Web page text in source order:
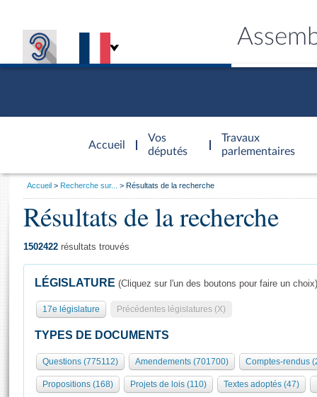
Accueil
d'accueil
Vos
députés
Travaux
parlementaires
Présidence
577 députés
Groupes politiques
Séance publique
Commissions et autres organes
Europe et International
Général
Rôle et pouvoirs de l'Assemblée
Organisation de l'Assemblée
Présidence Conférence des Présidents Bureau Collège des
Visiter l'Assemblée
Visite virtuelle du palais Bourbon
Assister à une séance
Vous
Accueil Recherche sur... Résultats de la recherche
Résultats de la recherche
1502422 résultats trouvés
LÉGISLATURE (Cliquez sur l'un des boutons pour faire un choix)
17e législature Précédentes législatures (X)
TYPES DE DOCUMENTS
Questions (775112) Amendements (701700) Comptes-rendus
Propositions (168) Projets de lois (110) Textes adoptés (47)